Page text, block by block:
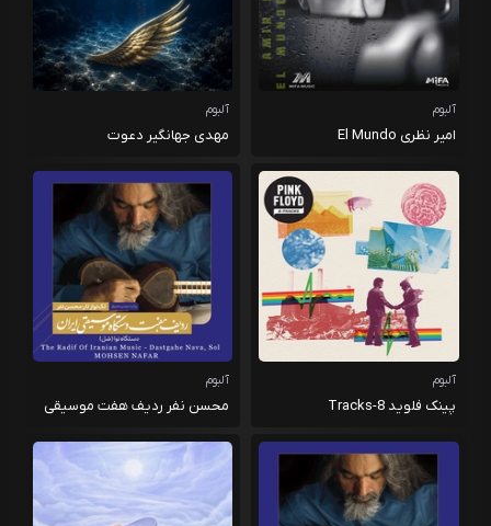
آلبوم
امیر نظری El Mundo
آلبوم
مهدی جهانگیر دعوت
آلبوم
پینک فلوید 8-Tracks
آلبوم
محسن نفر ردیف هفت موسیقی